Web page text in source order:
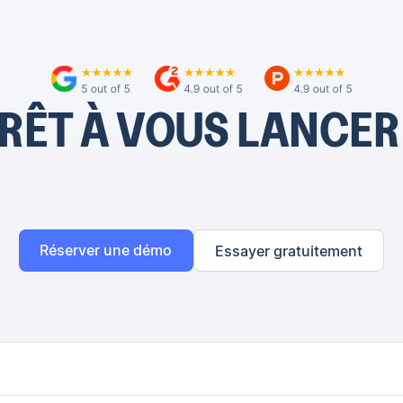
À VOUS
Réserver une démo Essayer gratuitement